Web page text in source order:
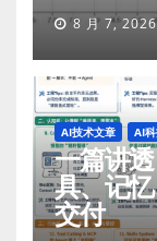
8 月 7, 2026
AI技术文章 AI
一篇讲
具、记
交付